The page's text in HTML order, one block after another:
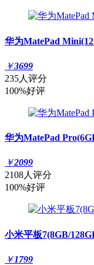
华为MatePad
￥3699
235人评分
100%好评
华为MatePad
￥2099
2108人评分
100%好评
小米平板7(8GB/
￥1799